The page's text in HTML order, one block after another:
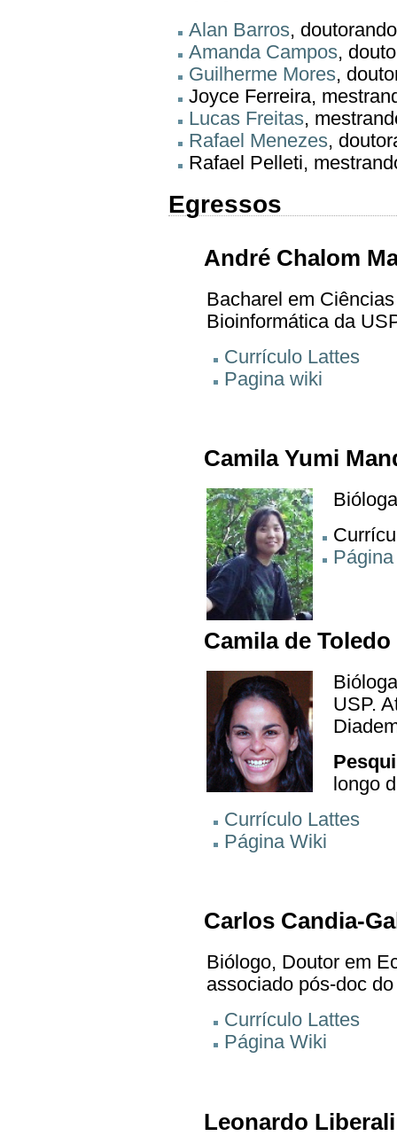
Alan Barros,
Amanda Campos,
Guilherme Mores,
Joyce Ferreira,
Lucas Freitas,
Rafael Menezes,
Rafael Pelleti,
Egressos
André Chalom
Bacharel em
Bioinformática da
Currículo Lattes
Pagina wiki
Camila Yumi
Camila de
USP.
longo
Currículo Lattes
Página Wiki
Carlos Candia-
Biólogo, Doutor em
associado pós-doc
Currículo Lattes
Página Wiki
Leonardo